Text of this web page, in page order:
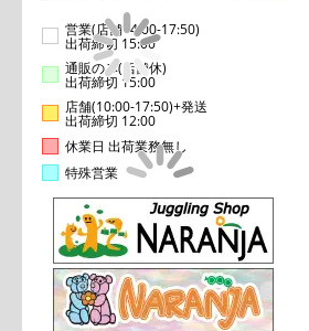
営業(店舗14:00-17:50)
出荷締切 15:00
通販のみ(店舗休)
出荷締切 15:00
店舗(10:00-17:50)+発送
出荷締切 12:00
休業日 出荷業務無し
特殊営業